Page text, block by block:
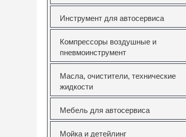
Инструмент для автосервиса
Компрессоры воздушные и
пневмоинструмент
Масла, очистители, технические
жидкости
Мебель для автосервиса
Мойка и детейлинг